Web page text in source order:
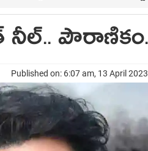
నీల్..
Published on: 6:07 am, 13 April 2023